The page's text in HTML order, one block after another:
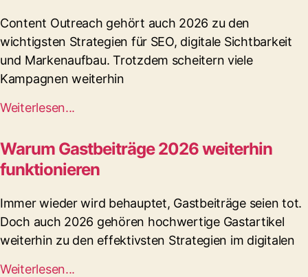
Content Outreach gehört auch 2026 zu den
wichtigsten Strategien für SEO, digitale Sichtbarkeit
und Markenaufbau. Trotzdem scheitern viele
Kampagnen weiterhin
Weiterlesen...
Warum Gastbeiträge 2026 weiterhin
funktionieren
Immer wieder wird behauptet, Gastbeiträge seien tot.
Doch auch 2026 gehören hochwertige Gastartikel
weiterhin zu den effektivsten Strategien im digitalen
Weiterlesen...